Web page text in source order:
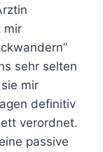
mir
sehr selten
mir
definitiv
verordnet.
passive